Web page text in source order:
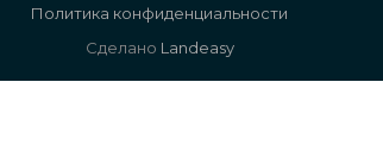
Политика конфиденциальности
Сделано Landeasy